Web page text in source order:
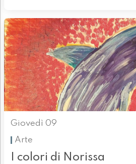
Giovedì 09
Arte
I colori di Norissa